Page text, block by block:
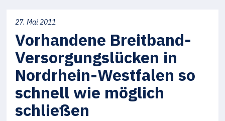
27. Mai 2011
Vorhandene Breitband-
Versorgungslücken in
Nordrhein-Westfalen so
schnell wie möglich
schließen